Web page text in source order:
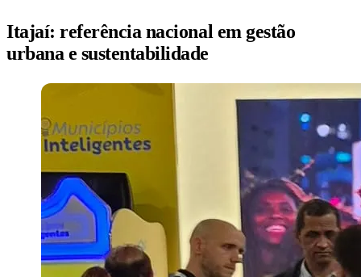
Itajaí: referência nacional em gestão
urbana e sustentabilidade